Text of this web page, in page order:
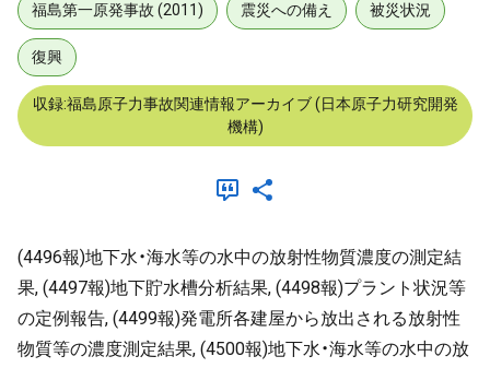
福島第一原発事故 (2011) 震災への備え 被災状況
復興
収録:福島原子力事故関連情報アーカイブ (日本原子力研究開発
機構)
(4496報)地下水・海水等の水中の放射性物質濃度の測定結
果, (4497報)地下貯水槽分析結果, (4498報)プラント状況等
の定例報告, (4499報)発電所各建屋から放出される放射性
物質等の濃度測定結果, (4500報)地下水・海水等の水中の放